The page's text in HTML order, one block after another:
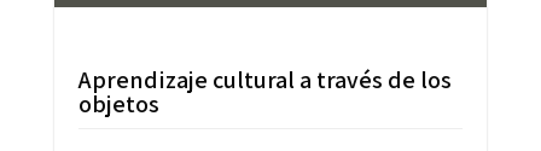
Aprendizaje cultural a través de los
objetos